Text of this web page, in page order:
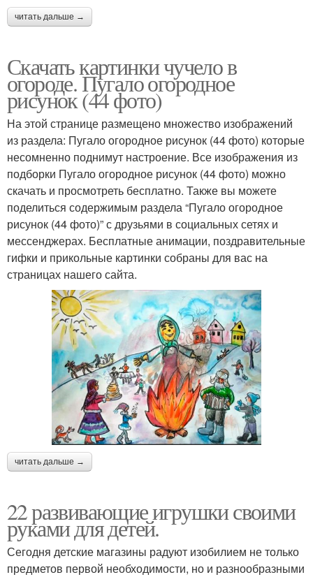
читать дальше →
Скачать картинки чучело в
огороде. Пугало огородное
рисунок (44 фото)
На этой странице размещено множество изображений
из раздела: Пугало огородное рисунок (44 фото) которые
несомненно поднимут настроение. Все изображения из
подборки Пугало огородное рисунок (44 фото) можно
скачать и просмотреть бесплатно. Также вы можете
поделиться содержимым раздела “Пугало огородное
рисунок (44 фото)” с друзьями в социальных сетях и
мессенджерах. Бесплатные анимации, поздравительные
гифки и прикольные картинки собраны для вас на
страницах нашего сайта.
читать дальше →
22 развивающие игрушки своими
руками для детей.
Сегодня детские магазины радуют изобилием не только
предметов первой необходимости, но и разнообразными